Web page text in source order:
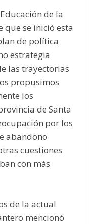
de la
que se inició esta
de política
estrategia
las trayectorias
propusimos
los
de Santa
por los
abandono
cuestiones
con más
de la actual
mencionó